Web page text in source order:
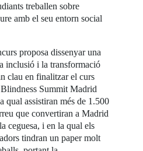
treballen sobre
amb el seu entorn social
proposa dissenyar una
inclusió i la transformació
clau en finalitzar el curs
Summit Madrid
qual assistiran més de 1.500
que convertiran a Madrid
ceguesa, i en la qual els
tindran un paper molt